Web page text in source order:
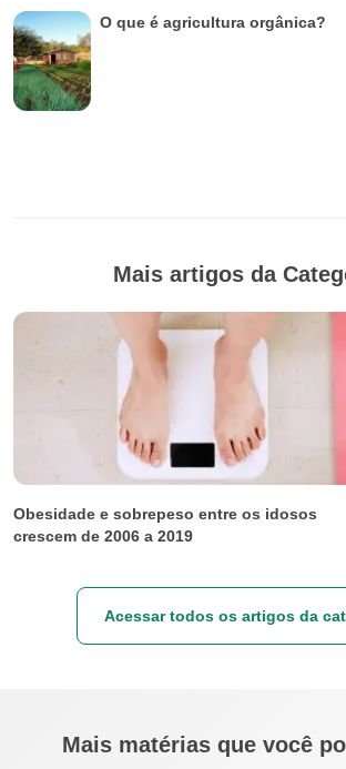
O que é agricultura orgânica?
Mais artigos da
Obesidade e sobrepeso entre os idosos
crescem de 2006 a 2019
Acessar todos os artigos da
Mais matérias que você